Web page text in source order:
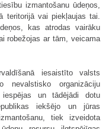
izmantošanu ūdeņos,
teritorijā vai piekļaujas tai.
kas atrodas vairāku
robežojas ar tām, veicama
iesaistīto valsts
nevalstisko organizāciju
iespējas un tādējādi dotu
iekšējo un jūras
tiek izveidota